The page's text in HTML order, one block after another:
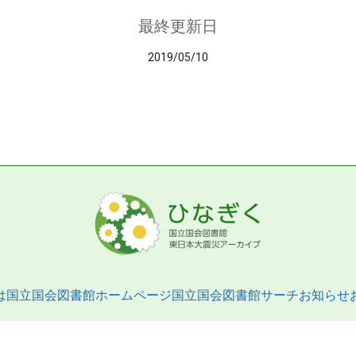
最終更新日
2019/05/10
国立国会図書館ホームページ国立国会図書館サーチお知らせ